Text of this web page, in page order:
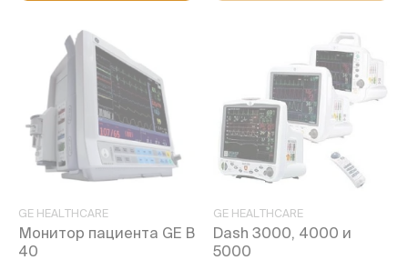
GE HEALTHCARE
Монитор пациента GE В
40
GE HEALTHCARE
Dash 3000, 4000 и
5000